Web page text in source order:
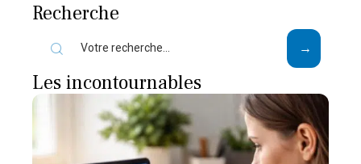
Recherche
Les incontournables